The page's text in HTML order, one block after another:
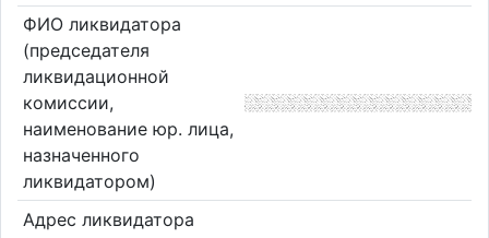
ФИО ликвидатора
(председателя
ликвидационной
комиссии,
наименование юр. лица,
назначенного
ликвидатором)
Адрес ликвидатора